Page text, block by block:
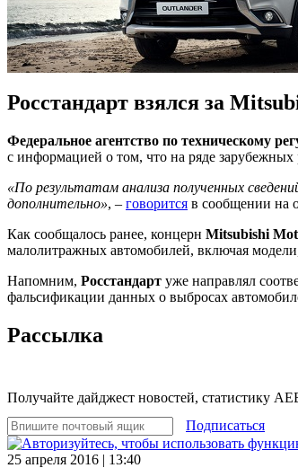
Росстандарт взялся за
Федеральное агентство по техническому
с информацией о том, что на ряде
«По результатам анализа полученных
дополнительно», – говорится в сообщении на
Как сообщалось ранее, концерн Mitsubishi
малолитражных автомобилей, включая
Напомним, Росстандарт уже направлял
фальсификации данных о выбросах
Рассылка
Получайте дайджест новостей, статистику
Подписаться
25 апреля 2016 | 13:40